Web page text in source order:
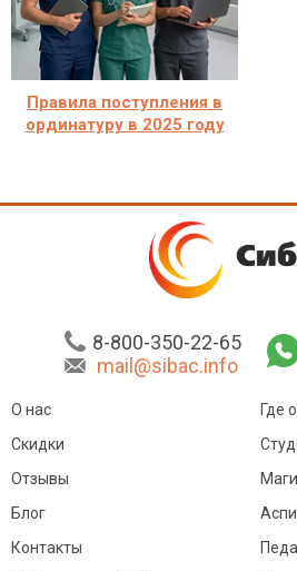
Правила поступления в
ординатуру в 2025 году
8-800-350-22-65
mail@sibac.info
О нас
Скидки
Отзывы
Блог
Контакты
Где